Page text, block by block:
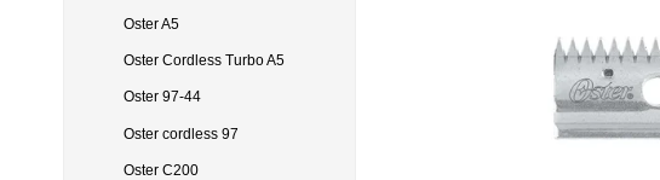
Olie produkter
Kerbl
Trimmeknive
Oster A5
Oster Cordless Turbo A5
Oster 97-44
Oster cordless 97
Oster C200